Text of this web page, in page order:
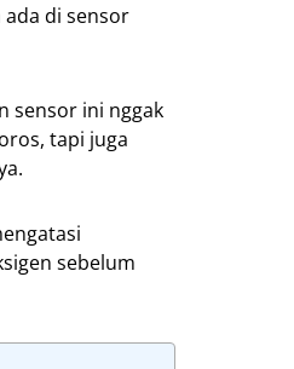
ada di sensor
sensor ini nggak
tapi juga
sebelum